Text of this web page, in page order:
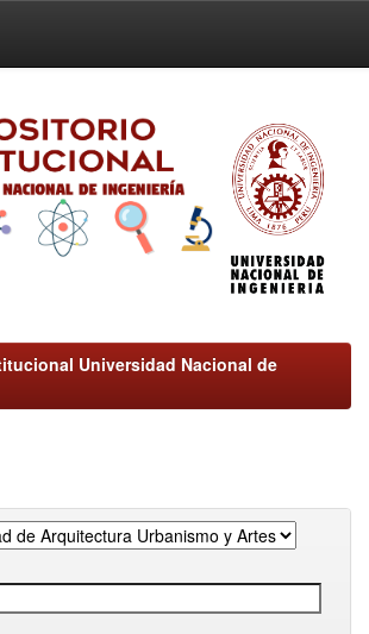
Universidad Nacional de